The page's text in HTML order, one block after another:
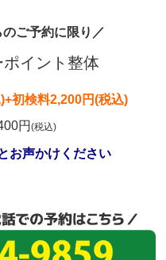
ご予約に限り／
イント整体
+初検料2,200円(税込)
円 (税込)
お声かけください